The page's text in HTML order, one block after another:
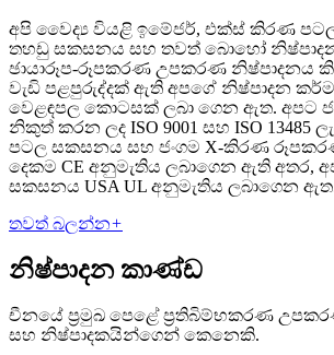
අපි වෛද්‍ය වියළි ඉමේජර්, එක්ස් කිරණ
තහඩු සකසනය සහ තවත් බොහෝ
ඡායාරූප-රූපකරණ උපකරණ නිෂ්පාදනය
වැඩි පළපුරුද්දක් ඇති අපගේ නිෂ්පාදන
වෙළඳපල කොටසක් ලබා ගෙන ඇත. අපට
නිකුත් කරන ලද ISO 9001 සහ ISO 13485
පටල සකසනය සහ ජංගම X-කිරණ
දෙකම CE අනුමැතිය ලබාගෙන ඇති අතර,
සකසනය USA UL අනුමැතිය ලබාගෙන
තවත් බලන්න+
නිෂ්පාදන කාණ්ඩ
චීනයේ ප්‍රමුඛ පෙළේ ප්‍රතිබිම්භකරණ
සහ නිෂ්පාදකයින්ගෙන් කෙනෙකි.